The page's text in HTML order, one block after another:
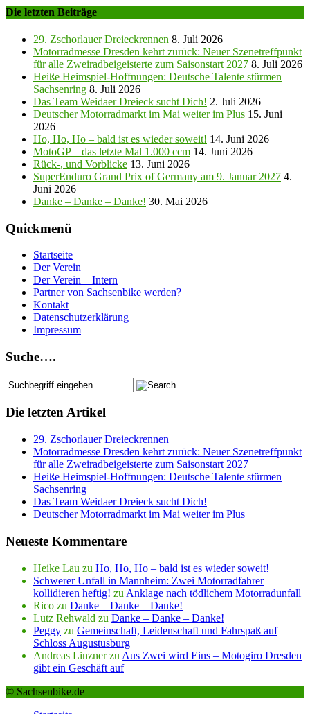
Die letzten Beiträge
29. Zschorlauer Dreieckrennen 8. Juli 2026
Motorradmesse Dresden kehrt zurück: Neuer Szenetreffpunkt
für alle Zweiradbeigeisterte zum Saisonstart 2027 8. Juli 2026
Heiße Heimspiel-Hoffnungen: Deutsche Talente stürmen
Sachsenring 8. Juli 2026
Das Team Weidaer Dreieck sucht Dich! 2. Juli 2026
Deutscher Motorradmarkt im Mai weiter im Plus 15. Juni
2026
Ho, Ho, Ho – bald ist es wieder soweit! 14. Juni 2026
MotoGP – das letzte Mal 1.000 ccm 14. Juni 2026
Rück-, und Vorblicke 13. Juni 2026
SuperEnduro Grand Prix of Germany am 9. Januar 2027 4.
Juni 2026
Danke – Danke – Danke! 30. Mai 2026
Quickmenü
Startseite
Der Verein
Der Verein – Intern
Partner von Sachsenbike werden?
Kontakt
Datenschutzerklärung
Impressum
Suche….
Die letzten Artikel
29. Zschorlauer Dreieckrennen
Motorradmesse Dresden kehrt zurück: Neuer Szenetreffpunkt
für alle Zweiradbeigeisterte zum Saisonstart 2027
Heiße Heimspiel-Hoffnungen: Deutsche Talente stürmen
Sachsenring
Das Team Weidaer Dreieck sucht Dich!
Deutscher Motorradmarkt im Mai weiter im Plus
Neueste Kommentare
Heike Lau zu Ho, Ho, Ho – bald ist es wieder soweit!
Schwerer Unfall in Mannheim: Zwei Motorradfahrer
kollidieren heftig! zu Anklage nach tödlichem Motorradunfall
Rico zu Danke – Danke – Danke!
Lutz Rehwald zu Danke – Danke – Danke!
Peggy zu Gemeinschaft, Leidenschaft und Fahrspaß auf
Schloss Augustusburg
Andreas Linznerzu Aus Zwei wird Eins – Motogiro Dresden
gibt ein Geschäft auf
© Sachsenbike.de